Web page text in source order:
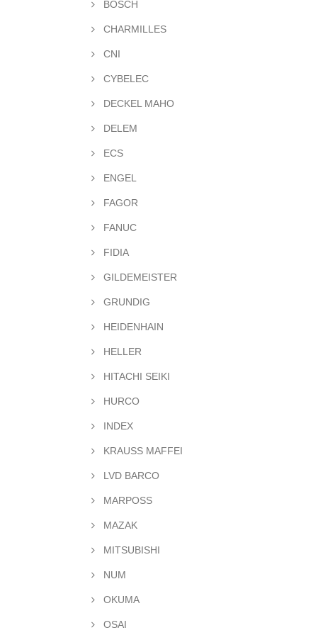
BOSCH
CHARMILLES
CNI
CYBELEC
DECKEL MAHO
DELEM
ECS
ENGEL
FAGOR
FANUC
FIDIA
GILDEMEISTER
GRUNDIG
HEIDENHAIN
HELLER
HITACHI SEIKI
HURCO
INDEX
KRAUSS MAFFEI
LVD BARCO
MARPOSS
MAZAK
MITSUBISHI
NUM
OKUMA
OSAI